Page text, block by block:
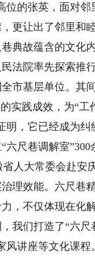
位的张英，面对
更让出了邻里和
故蕴含的文化内
院率先探索推行
市基层单位。其
实践成效，为“
，它已经成为纠
尺巷调解室”300
省人大常委会赴安
理效能。六尺巷
不仅体现在化解
我们打造了“六
风讲座等文化课